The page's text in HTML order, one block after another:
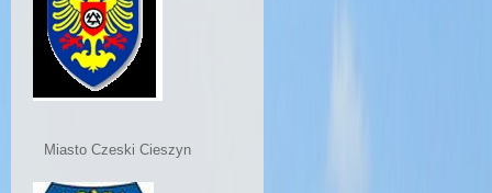
Miasto Czeski Cieszyn